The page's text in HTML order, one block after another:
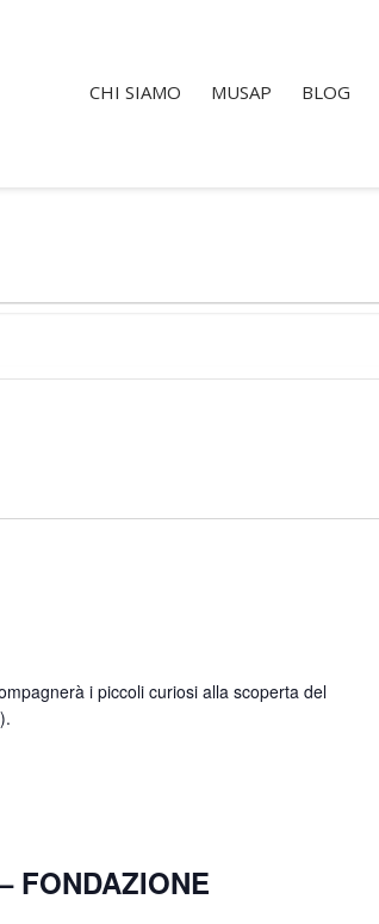
CHI SIAMO MUSAP BLOG
i piccoli curiosi alla scoperta del
FONDAZIONE